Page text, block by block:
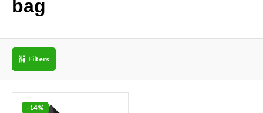
bag
Filters
-14%